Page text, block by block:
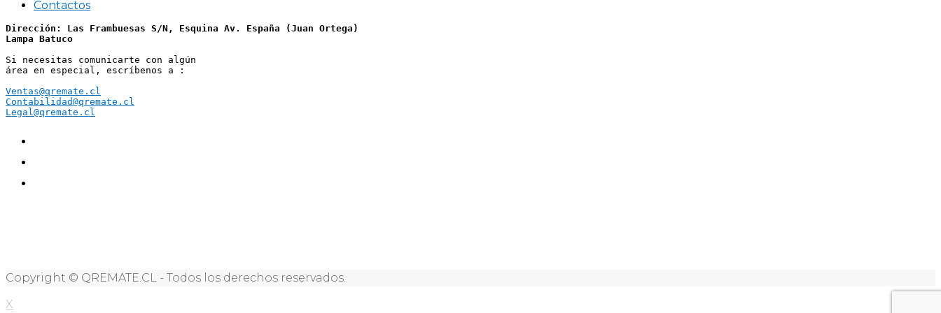
Contactos
Dirección: Las Frambuesas S/N, Esquina Av. España (Juan Ortega)
Lampa Batuco
Si necesitas comunicarte con algún
área en especial, escríbenos a :
Ventas@qremate.cl
Contabilidad@qremate.cl
Legal@qremate.cl
Copyright © QREMATE.CL - Todos los derechos reservados.
X